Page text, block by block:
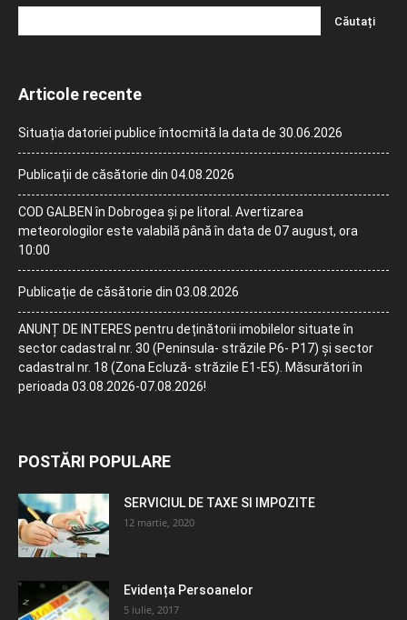
Articole recente
Situația datoriei publice întocmită la data de 30.06.2026
Publicații de căsătorie din 04.08.2026
COD GALBEN în Dobrogea și pe litoral. Avertizarea
meteorologilor este valabilă până în data de 07 august, ora
10:00
Publicație de căsătorie din 03.08.2026
ANUNȚ DE INTERES pentru deținătorii imobilelor situate în
sector cadastral nr. 30 (Peninsula- străzile P6- P17) și sector
cadastral nr. 18 (Zona Ecluză- străzile E1-E5). Măsurători în
perioada 03.08.2026-07.08.2026!
POSTĂRI POPULARE
SERVICIUL DE TAXE SI IMPOZITE
12 martie, 2020
Evidența Persoanelor
5 iulie, 2017